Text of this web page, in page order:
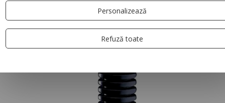
Personalizează
Refuză toate